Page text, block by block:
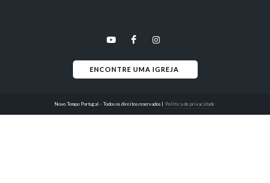
ENCONTRE UMA IGREJA
Novo Tempo Portugal - Todos os direitos reservados| Política de privacidade